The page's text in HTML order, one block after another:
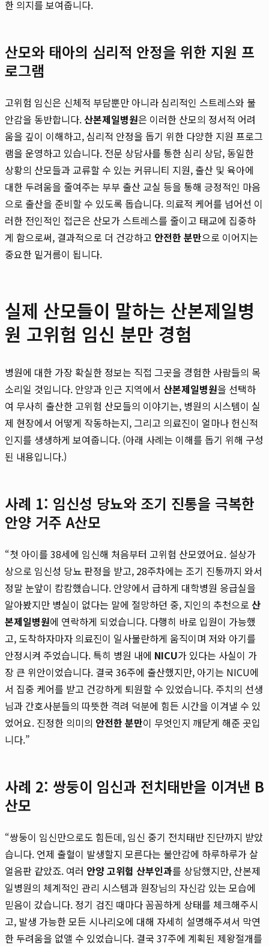
한 의지를 보여줍니다.
산모와 태아의 심리적 안정을 위한 지원 프
로그램
고위험 임신은 신체적 부담뿐만 아니라 심리적인 스트레스와 불
안감을 동반합니다.산본제일병원은 이러한 산모의 정서적 어려
움을 깊이 이해하고, 심리적 안정을 돕기 위한 다양한 지원 프로그
램을 운영하고 있습니다. 전문 상담사를 통한 심리 상담, 동일한
상황의 산모들과 교류할 수 있는 커뮤니티 지원, 출산 및 육아에
대한 두려움을 줄여주는 부부 출산 교실 등을 통해 긍정적인 마음
으로 출산을 준비할 수 있도록 돕습니다. 의료적 케어를 넘어선 이
러한 전인적인 접근은 산모가 스트레스를 줄이고 태교에 집중하
게 함으로써, 결과적으로 더 건강하고 안전한 분만으로 이어지는
중요한 밑거름이 됩니다.
실제 산모들이 말하는 산본제일병
원 고위험 임신 분만 경험
병원에 대한 가장 확실한 정보는 직접 그곳을 경험한 사람들의 목
소리일 것입니다. 안양과 인근 지역에서 산본제일병원을 선택하
여 무사히 출산한 고위험 산모들의 이야기는, 병원의 시스템이 실
제 현장에서 어떻게 작동하는지, 그리고 의료진이 얼마나 헌신적
인지를 생생하게 보여줍니다. (아래 사례는 이해를 돕기 위해 구성
된 내용입니다.)
사례 1: 임신성 당뇨와 조기 진통을 극복한
안양 거주 A산모
“첫 아이를 38세에 임신해 처음부터 고위험 산모였어요. 설상가
상으로 임신성 당뇨 판정을 받고, 28주차에는 조기 진통까지 와서
정말 눈앞이 캄캄했습니다. 안양에서 급하게 대학병원 응급실을
알아봤지만 병실이 없다는 말에 절망하던 중, 지인의 추천으로 산
본제일병원에 연락하게 되었습니다. 다행히 바로 입원이 가능했
고, 도착하자마자 의료진이 일사불란하게 움직이며 저와 아기를
안정시켜 주었습니다. 특히 병원 내에 NICU가 있다는 사실이 가
장 큰 위안이었습니다. 결국 36주에 출산했지만, 아기는 NICU에
서 집중 케어를 받고 건강하게 퇴원할 수 있었습니다. 주치의 선생
님과 간호사분들의 따뜻한 격려 덕분에 힘든 시간을 이겨낼 수 있
었어요. 진정한 의미의 안전한 분만이 무엇인지 깨닫게 해준 곳입
니다.”
사례 2: 쌍둥이 임신과 전치태반을 이겨낸 B
산모
“쌍둥이 임신만으로도 힘든데, 임신 중기 전치태반 진단까지 받았
습니다. 언제 출혈이 발생할지 모른다는 불안감에 하루하루가 살
얼음판 같았죠. 여러 안양 고위험 산부인과를 상담했지만, 산본제
일병원의 체계적인 관리 시스템과 원장님의 자신감 있는 모습에
믿음이 갔습니다. 정기 검진 때마다 꼼꼼하게 상태를 체크해주시
고, 발생 가능한 모든 시나리오에 대해 자세히 설명해주셔서 막연
한 두려움을 없앨 수 있었습니다. 결국 37주에 계획된 제왕절개를